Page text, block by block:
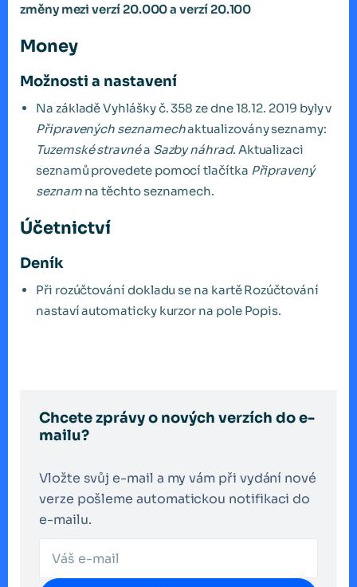
změny mezi verzí 20.000 a verzí 20.100
Money
Možnosti a nastavení
Na základě Vyhlášky č. 358 ze dne 18.12. 2019 byly v
Připravených seznamechaktualizovány seznamy:
Tuzemské stravnéa Sazby náhrad. Aktualizaci
seznamů provedete pomocí tlačítka Připravený
seznamna těchto seznamech.
Účetnictví
Deník
Při rozúčtování dokladu se na kartě Rozúčtování
nastaví automaticky kurzor na pole Popis.
Chcete zprávy o nových verzích do e-
mailu?
Vložte svůj e-mail a my vám při vydání nové
verze pošleme automatickou notifikaci do
e-mailu.